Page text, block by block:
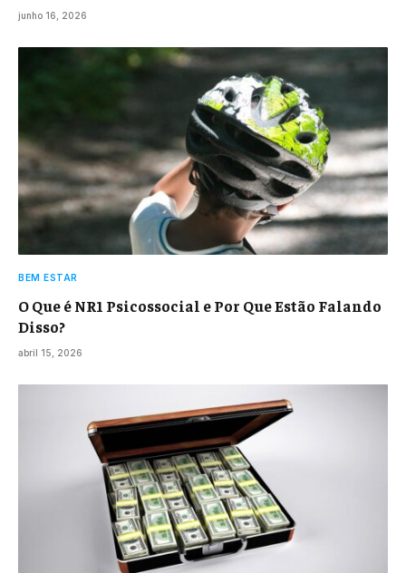
junho 16, 2026
BEM ESTAR
O Que é NR1 Psicossocial e Por Que Estão Falando
Disso?
abril 15, 2026